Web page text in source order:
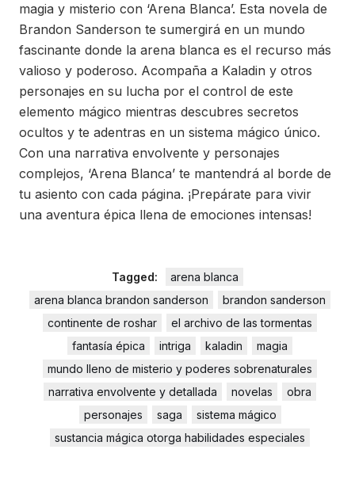
magia y misterio con ‘Arena Blanca’. Esta novela de
Brandon Sanderson te sumergirá en un mundo
fascinante donde la arena blanca es el recurso más
valioso y poderoso. Acompaña a Kaladin y otros
personajes en su lucha por el control de este
elemento mágico mientras descubres secretos
ocultos y te adentras en un sistema mágico único.
Con una narrativa envolvente y personajes
complejos, ‘Arena Blanca’ te mantendrá al borde de
tu asiento con cada página. ¡Prepárate para vivir
una aventura épica llena de emociones intensas!
Tagged:
arena blanca
arena blanca brandon sanderson
brandon sanderson
continente de roshar
el archivo de las tormentas
fantasía épica
intriga kaladin
magia
mundo lleno de misterio y poderes sobrenaturales
narrativa envolvente y detallada
novelas
obra
personajes
saga
sistema mágico
sustancia mágica otorga habilidades especiales